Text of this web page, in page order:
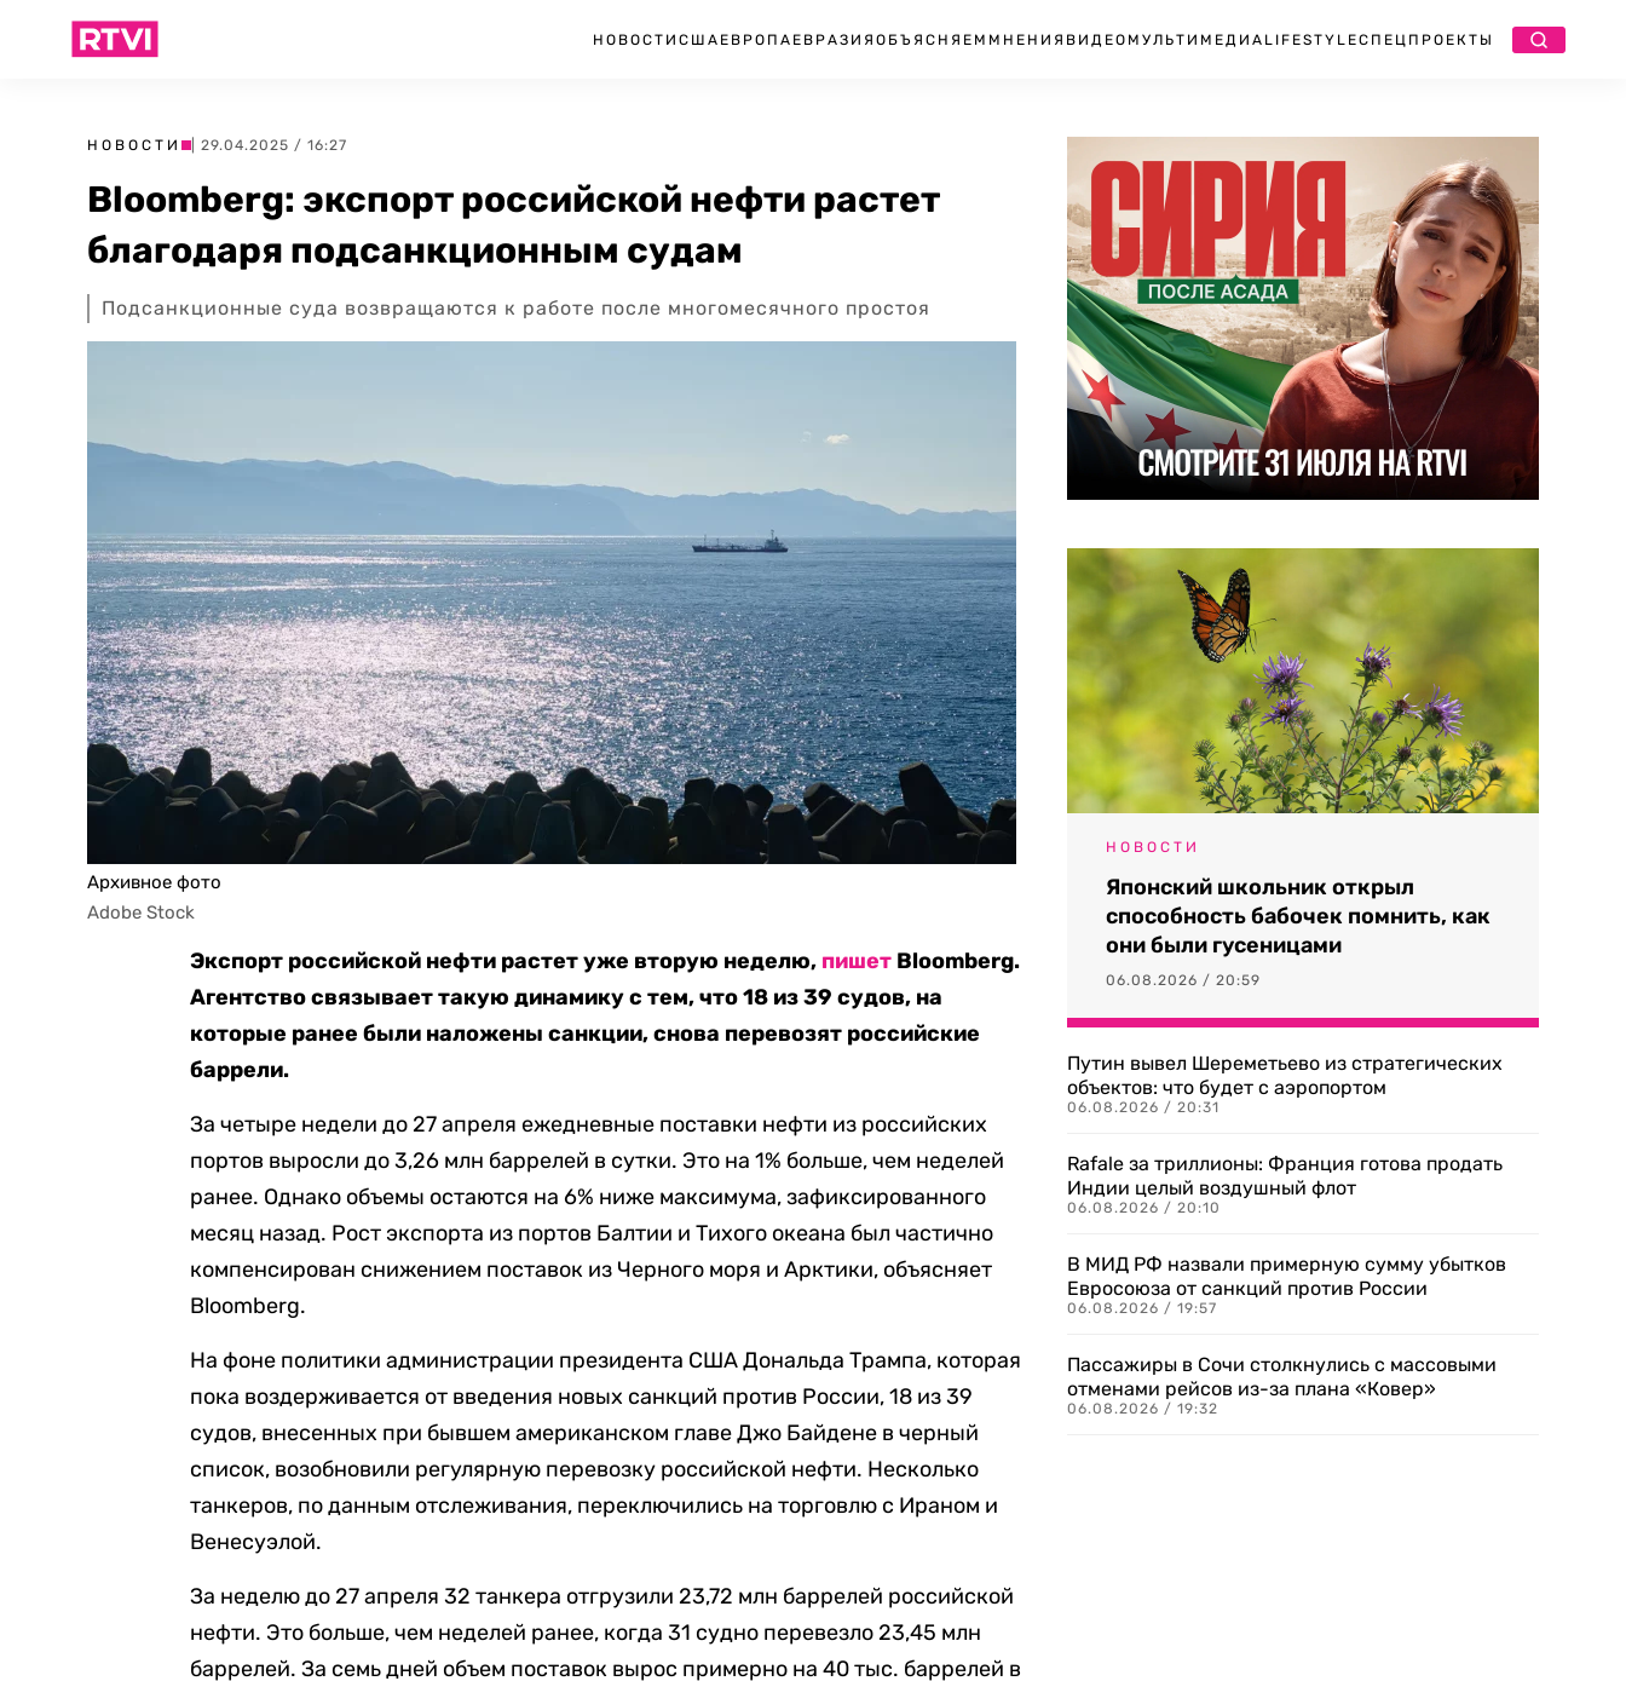
НОВОСТИ США ЕВРОПА ЕВРАЗИЯ ОБЪЯСНЯЕМ МНЕНИЯ ВИДЕО МУЛЬТИМЕДИА LIFESTYLEСПЕЦПРОЕКТЫ
НОВОСТИ | 29.04.2025 / 16:27
Bloomberg: экспорт российской нефти растет
благодаря подсанкционным судам
Подсанкционные суда возвращаются к работе после многомесячного простоя
Архивное фото
Adobe Stock
Экспорт российской нефти растет уже вторую неделю, пишет Bloomberg.
Агентство связывает такую динамику с тем, что 18 из 39 судов, на
которые ранее были наложены санкции, снова перевозят российские
баррели.
За четыре недели до 27 апреля ежедневные поставки нефти из российских
портов выросли до 3,26 млн баррелей в сутки. Это на 1% больше, чем неделей
ранее. Однако объемы остаются на 6% ниже максимума, зафиксированного
месяц назад. Рост экспорта из портов Балтии и Тихого океана был частично
компенсирован снижением поставок из Черного моря и Арктики, объясняет
Bloomberg.
На фоне политики администрации президента США Дональда Трампа, которая
пока воздерживается от введения новых санкций против России, 18 из 39
судов, внесенных при бывшем американском главе Джо Байдене в черный
список, возобновили регулярную перевозку российской нефти. Несколько
танкеров, по данным отслеживания, переключились на торговлю с Ираном и
Венесуэлой.
За неделю до 27 апреля 32 танкера отгрузили 23,72 млн баррелей российской
нефти. Это больше, чем неделей ранее, когда 31 судно перевезло 23,45 млн
баррелей. За семь дней объем поставок вырос примерно на 40 тыс. баррелей в
НОВОСТИ
Японский школьник открыл
способность бабочек помнить, как
они были гусеницами
06.08.2026 / 20:59
Путин вывел Шереметьево из стратегических
объектов: что будет с аэропортом
06.08.2026 / 20:31
Rafale за триллионы: Франция готова продать
Индии целый воздушный флот
06.08.2026 / 20:10
В МИД РФ назвали примерную сумму убытков
Евросоюза от санкций против России
06.08.2026 / 19:57
Пассажиры в Сочи столкнулись с массовыми
отменами рейсов из-за плана «Ковер»
06.08.2026 / 19:32